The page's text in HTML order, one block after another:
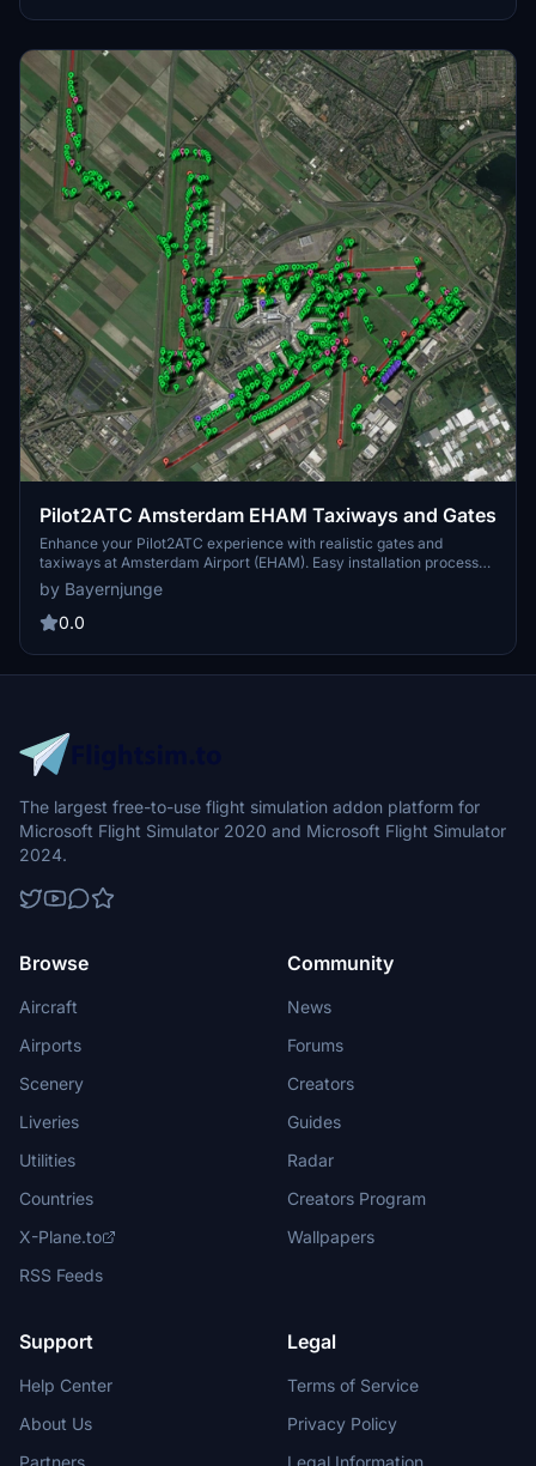
Pilot2ATC Amsterdam EHAM Taxiways and Gates
Enhance your Pilot2ATC experience with realistic gates and
taxiways at Amsterdam Airport (EHAM). Easy installation process
for seamless integration within the simulator. Detailed instructions
provided to configure and load the files in Pilot2ATC.
by Bayernjunge
0.0
The largest free-to-use flight simulation addon platform for
Microsoft Flight Simulator 2020 and Microsoft Flight Simulator
2024.
Browse
Aircraft
Airports
Scenery
Liveries
Utilities
Countries
X-Plane.to
RSS Feeds
Community
News
Forums
Creators
Guides
Radar
Creators Program
Wallpapers
Support
Help Center
About Us
Partners
Legal
Terms of Service
Privacy Policy
Legal Information